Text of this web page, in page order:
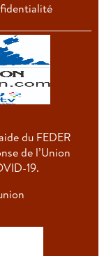
du FEDER
de l’Union
19.